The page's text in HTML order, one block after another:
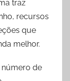
traz
recursos
que
melhor.
número de